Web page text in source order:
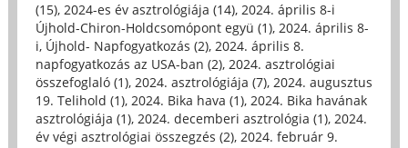
(15), 2024-es év asztrológiája (14), 2024. április 8-i
Újhold-Chiron-Holdcsomópont együ (1), 2024. április 8-
i, Újhold- Napfogyatkozás (2), 2024. április 8.
napfogyatkozás az USA-ban (2), 2024. asztrológiai
összefoglaló (1), 2024. asztrológiája (7), 2024. augusztus
19. Telihold (1), 2024. Bika hava (1), 2024. Bika havának
asztrológiája (1), 2024. decemberi asztrológia (1), 2024.
év végi asztrológiai összegzés (2), 2024. február 9.